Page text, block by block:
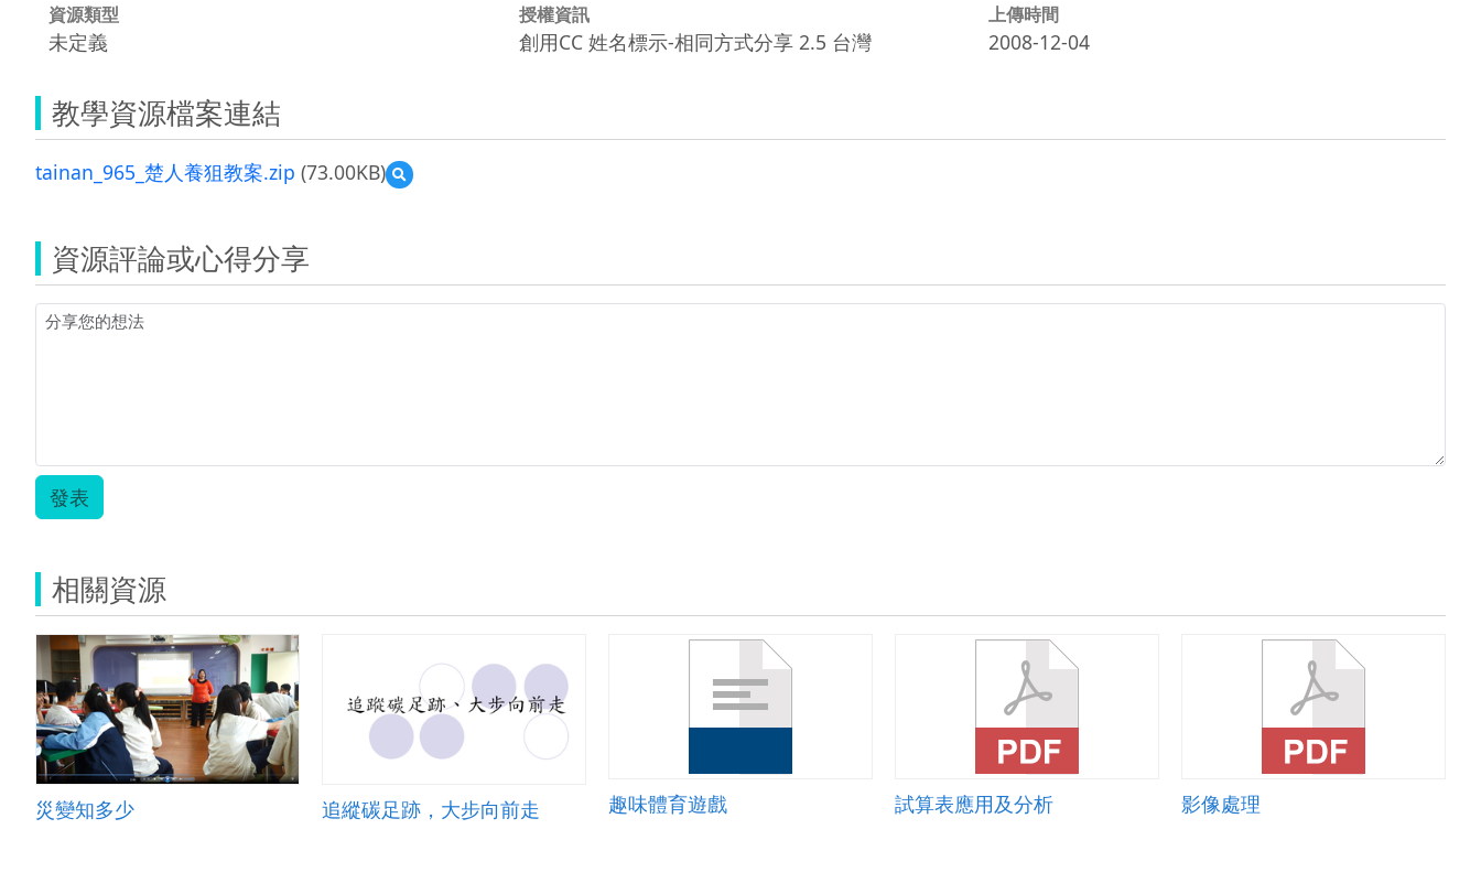
資源類型
未定義
授權資訊
創用CC 姓名標示-相同方式分享 2.5 台灣
上傳時間
2008-12-04
教學資源檔案連結
tainan_965_楚人養狙教案.zip (73.00KB)
預
覽
狙
資源評論或心得分享
發表
相關資源
災變知多少 追縱碳足跡，大步向前走 趣味體育遊戲 試算表應用及分析 影像處理